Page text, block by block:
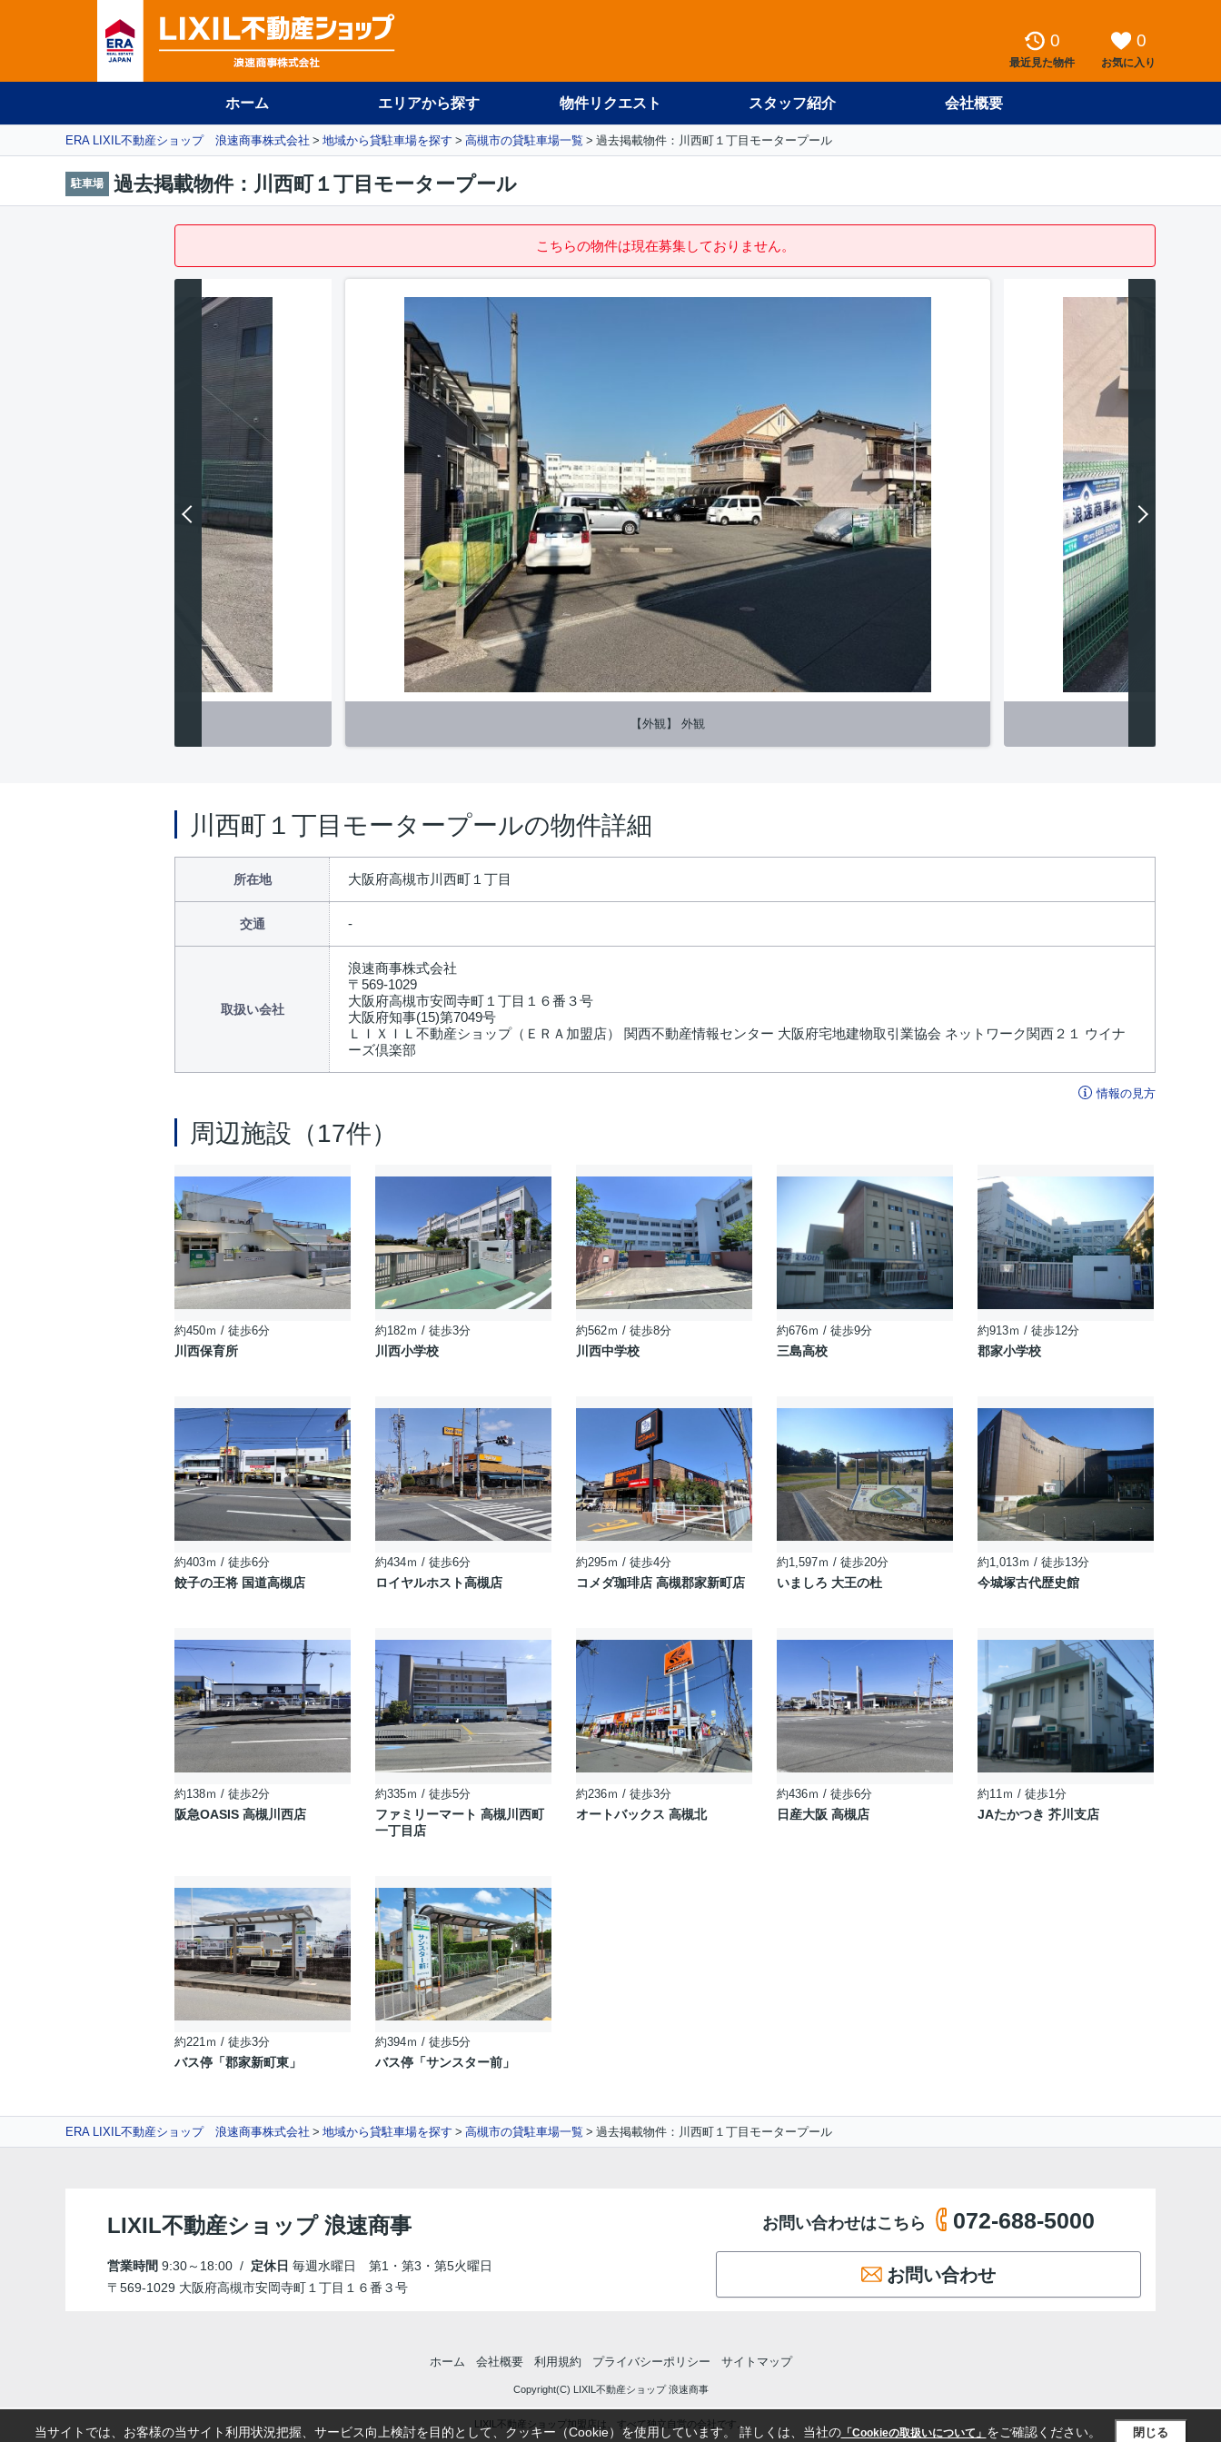
0
最近見た物件
0
お気に入り
ホーム エリアから探す 物件リクエスト スタッフ紹介 会社概要
ERA LIXIL不動産ショップ 浪速商事株式会社 地域から貸駐車場を探す 高槻市の貸駐車場一覧 過去掲載物件：川西町１丁目モータープール
駐車場 過去掲載物件：川西町１丁目モータープール
こちらの物件は現在募集しておりません。
【外観】 外観
川西町１丁目モータープールの物件詳細
所在地 大阪府高槻市川西町１丁目
交通
取扱い会社
浪速商事株式会社
〒569-1029
大阪府高槻市安岡寺町１丁目１６番３号
大阪府知事(15)第7049号
ＬＩＸＩＬ不動産ショップ（ＥＲＡ加盟店） 関西不動産情報センター 大阪府宅地建物取引業協会 ネットワーク関西２１ ウイナ
ーズ倶楽部
情報の見方
周辺施設（17件）
約450ｍ / 徒歩6分
川西保育所
約182ｍ / 徒歩3分
川西小学校
約562ｍ / 徒歩8分
川西中学校
約676ｍ / 徒歩9分
三島高校
約913ｍ / 徒歩12分
郡家小学校
約403ｍ / 徒歩6分
餃子の王将 国道高槻店
約434ｍ / 徒歩6分
ロイヤルホスト高槻店
約295ｍ / 徒歩4分
コメダ珈琲店 高槻郡家新町店
約1,597ｍ / 徒歩20分
いましろ 大王の杜
約1,013ｍ / 徒歩13分
今城塚古代歴史館
約138ｍ / 徒歩2分
阪急OASIS 高槻川西店
約335ｍ / 徒歩5分
ファミリーマート 高槻川西町
一丁目店
約236ｍ / 徒歩3分
オートバックス 高槻北
約436ｍ / 徒歩6分
日産大阪 高槻店
約11ｍ / 徒歩1分
JAたかつき 芥川支店
約221ｍ / 徒歩3分
バス停「郡家新町東」
約394ｍ / 徒歩5分
バス停「サンスター前」
ERA LIXIL不動産ショップ 浪速商事株式会社 地域から貸駐車場を探す 高槻市の貸駐車場一覧 過去掲載物件：川西町１丁目モータープール
LIXIL不動産ショップ 浪速商事
営業時間 9:30～18:00 / 定休日 毎週水曜日 第1・第3・第5火曜日
〒569-1029 大阪府高槻市安岡寺町１丁目１６番３号
お問い合わせはこちら 072-688-5000
お問い合わせ
ホーム 会社概要 利用規約 プライバシーポリシー サイトマップ
Copyright(C) LIXIL不動産ショップ 浪速商事
LIXIL不動産ショップ加盟店は、すべて独立自営の会社です。
当サイトでは、お客様の当サイト利用状況把握、サービス向上検討を目的として、クッキー（Cookie）を使用しています。 詳しくは、当社の「Cookieの取扱いについて」 をご確認ください。 閉じる